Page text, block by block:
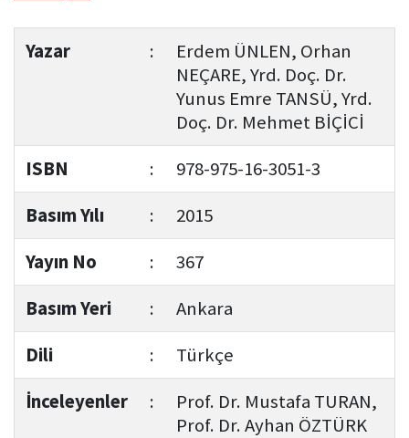
Yazar :
Erdem ÜNLEN, Orhan
NEÇARE, Yrd. Doç. Dr.
Yunus Emre TANSÜ, Yrd.
Doç. Dr. Mehmet BİÇİCİ
ISBN
:
978-975-16-3051-3
Basım Yılı
:
2015
Yayın No
:
367
Basım Yeri
:
Ankara
Dili
:
Türkçe
İnceleyenler
:
Prof. Dr. Mustafa TURAN,
Prof. Dr. Ayhan ÖZTÜRK